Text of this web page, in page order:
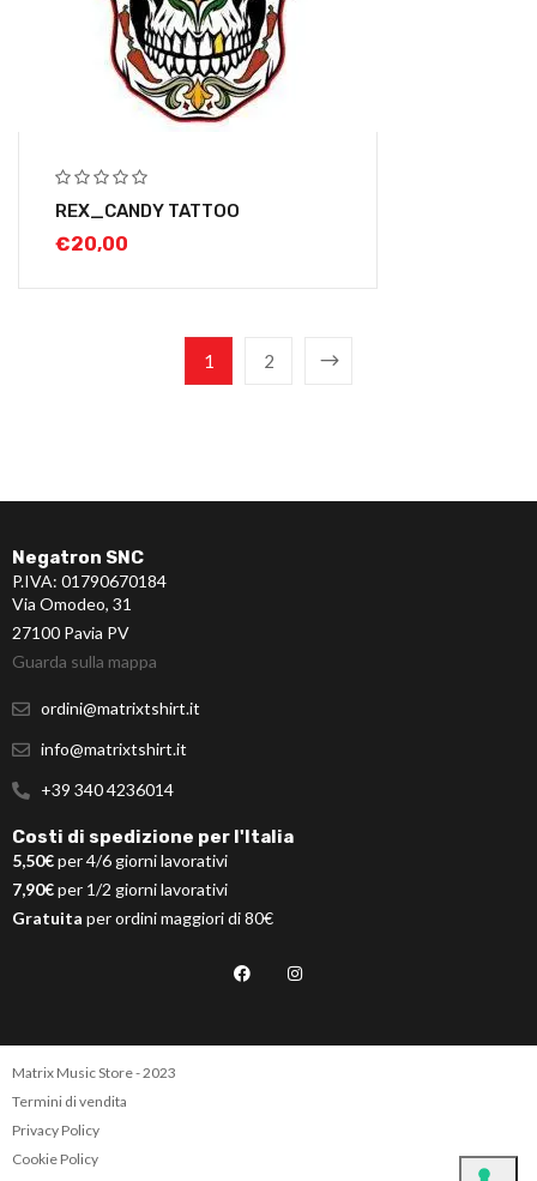
REX_CANDY TATTOO
€20,00
1 2
Negatron SNC
P.IVA: 01790670184
Via Omodeo, 31
27100 Pavia PV
Guarda sulla mappa
ordini@matrixtshirt.it
info@matrixtshirt.it
+39 340 4236014
Costi di spedizione per l'Italia
5,50€per 4/6 giorni lavorativi
7,90€per 1/2 giorni lavorativi
Gratuita per ordini maggiori di 80€
Matrix Music Store - 2023
Termini di vendita
Privacy Policy
Cookie Policy